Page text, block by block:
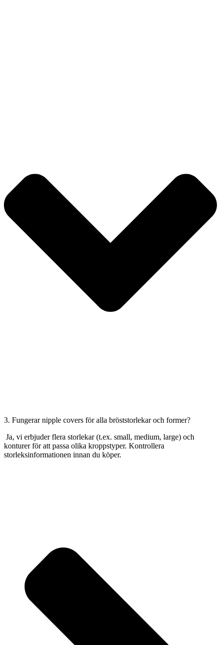
3. Fungerar nipple covers för alla bröststorlekar och former?
Ja, vi erbjuder flera storlekar (t.ex. small, medium, large) och
konturer för att passa olika kroppstyper. Kontrollera
storleksinformationen innan du köper.